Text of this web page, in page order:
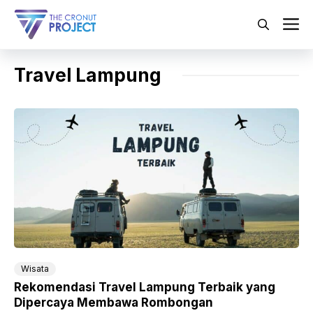
Langsung
Travel Lampung
Wisata
Rekomendasi Travel Lampung Terbaik yang
Dipercaya Membawa Rombongan